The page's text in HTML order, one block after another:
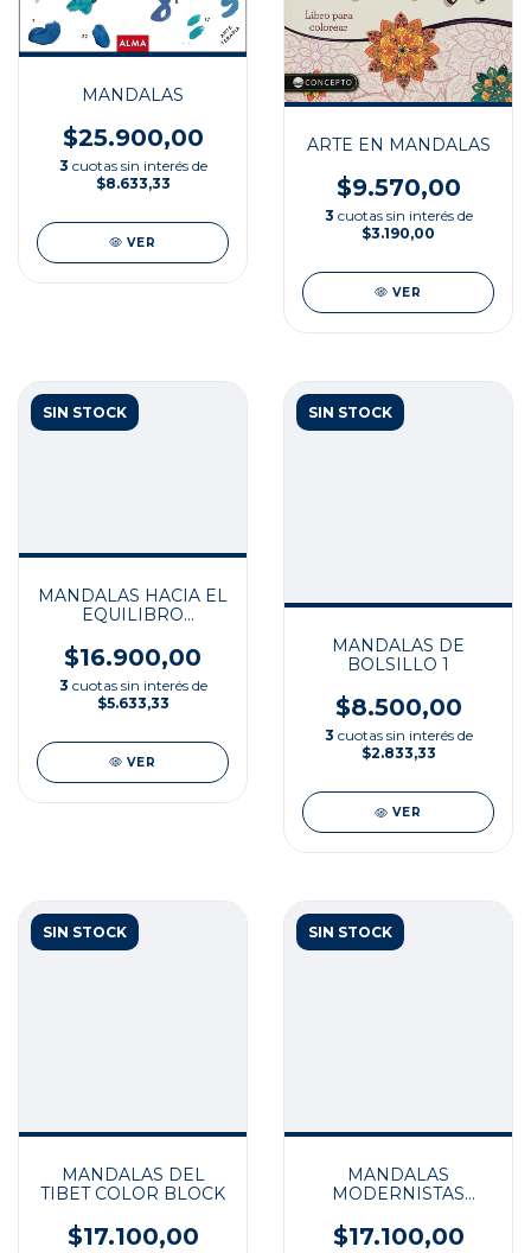
MANDALAS
$25.900,00
3 cuotas sin interés de
$8.633,33
VER
ARTE EN MANDALAS
$9.570,00
3 cuotas sin interés de
$3.190,00
VER
SIN STOCK
MANDALAS HACIA EL
EQUILIBRO
$16.900,00
3 cuotas sin interés de
$5.633,33
VER
SIN STOCK
MANDALAS DE
BOLSILLO 1
$8.500,00
3 cuotas sin interés de
$2.833,33
VER
SIN STOCK
MANDALAS DEL
TIBET COLOR BLOCK
$17.100,00
SIN STOCK
MANDALAS
MODERNISTAS
$17.100,00